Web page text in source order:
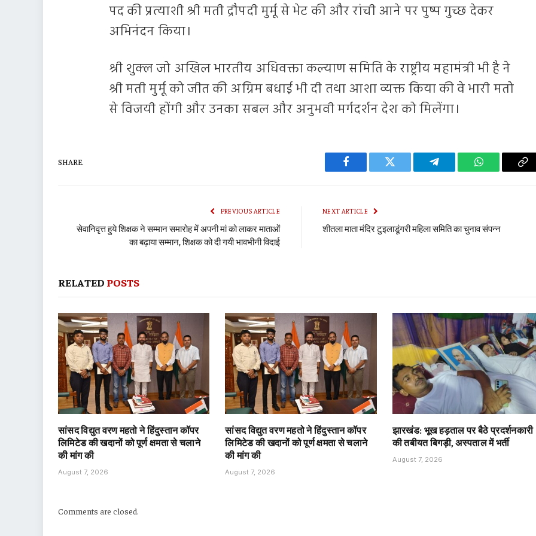
पद की प्रत्याशी श्री मती द्रौपदी मुर्मू से भेट की और रांची आने पर पुष्प गुच्छ देकर
अभिनंदन किया।
श्री शुक्ल जो अखिल भारतीय अधिवक्ता कल्याण समिति के राष्ट्रीय महामंत्री भी है ने
श्री मती मुर्मू को जीत की अग्रिम बधाई भी दी तथा आशा व्यक्त किया की वे भारी मतो
से विजयी होंगी और उनका सबल और अनुभवी मर्गदर्शन देश को मिलेंगा।
SHARE.
Facebook Twitter Telegram WhatsApp
PREVIOUS ARTICLE
सेवानिवृत्त हुये शिक्षक ने सम्मान समारोह में अपनी मां को लाकर माताओं
का बढ़ाया सम्मान, शिक्षक को दी गयी भावभीनी विदाई
NEXT ARTICLE
शीतला माता मंदिर टुइलाडूंगरी महिला समिति का चुनाव संपन्न
RELATED POSTS
सांसद विद्युत वरण महतो ने हिंदुस्तान कॉपर
लिमिटेड की खदानों को पूर्ण क्षमता से चलाने
की मांग की
August 7, 2026
सांसद विद्युत वरण महतो ने हिंदुस्तान कॉपर
लिमिटेड की खदानों को पूर्ण क्षमता से चलाने
की मांग की
August 7, 2026
झारखंड: भूख हड़ताल पर बैठे प्रदर्शनकारी
की तबीयत बिगड़ी, अस्पताल में भर्ती
August 7, 2026
Comments are closed.